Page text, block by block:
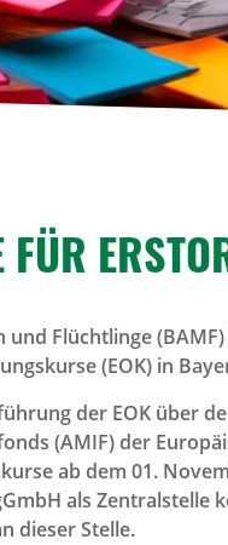
FÜR
Flüchtlinge
(EOK) in
der EOK über
(AMIF) der
ab dem 01.
als
dieser Stelle.